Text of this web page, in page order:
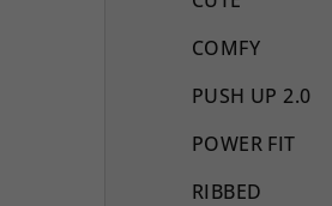
COMFY
PUSH UP 2.0
POWER FIT
RIBBED